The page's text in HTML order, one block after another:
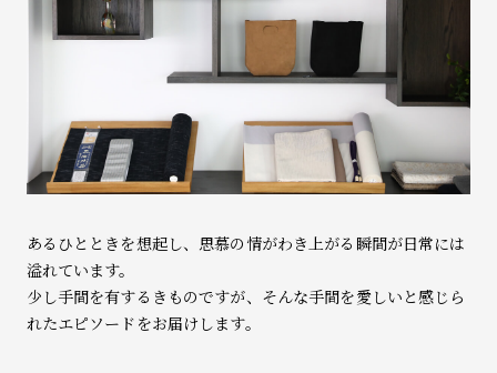
あるひとときを想起し、思慕の情がわき上がる瞬間が日常には
溢れています。
少し手間を有するきものですが、そんな手間を愛しいと感じら
れたエピソードをお届けします。